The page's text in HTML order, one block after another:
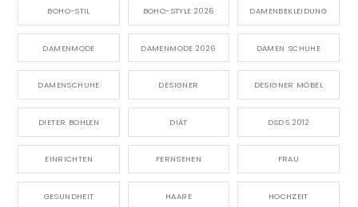
BOHO-STIL BOHO-STYLE 2026 DAMENBEKLEIDUNG
DAMENMODE DAMENMODE 2026 DAMEN SCHUHE
DAMENSCHUHE DESIGNER DESIGNER MÖBEL
DIETER BOHLEN DIÄT DSDS 2012
EINRICHTEN FERNSEHEN FRAU
GESUNDHEIT HAARE HOCHZEIT